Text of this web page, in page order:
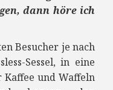
dann höre ich
Besucher je nach
Sessel, in eine
Kaffee und Waffeln